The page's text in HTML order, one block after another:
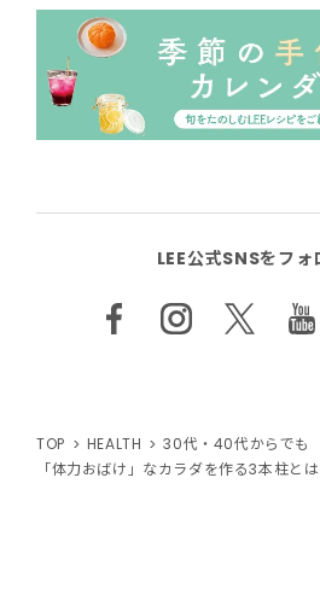
LEE公式SNSをフォ
TOP HEALTH
30代・40代からでも
「体力おばけ」なカラダを作る3本柱とは